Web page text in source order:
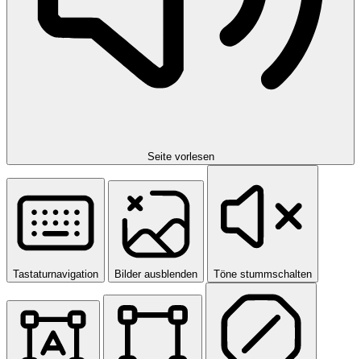
Seite vorlesen
Tastaturnavigation Bilder ausblenden Töne stummschalten